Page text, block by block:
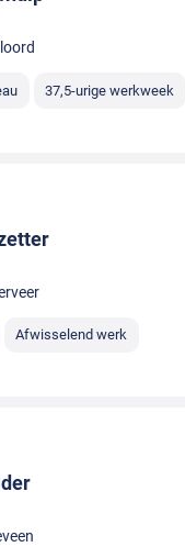
37,5-urige werkweek
Afwisselend werk